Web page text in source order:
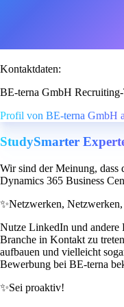
Kontaktdaten:
BE-terna GmbH
Profil von BE-terna GmbH
StudySmarter
Wir sind der Meinung, dass
Dynamics 365 Business
✨Netzwerken,
Nutze LinkedIn und andere
Branche in Kontakt zu
aufbauen und vielleicht
Bewerbung bei BE-terna
✨Sei proaktiv!